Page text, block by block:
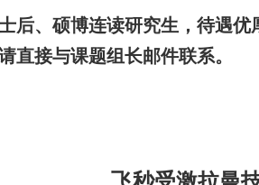
硕博连读研究生，待遇优
直接与课题组长邮件联系。